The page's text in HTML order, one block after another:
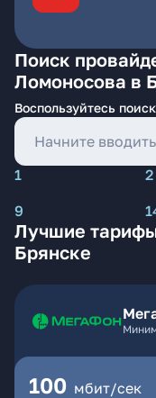
Поиск
Ломоносова в
Воспользуйтесь
1 2
9
Лучшие
Брянске
100 мбит/сек